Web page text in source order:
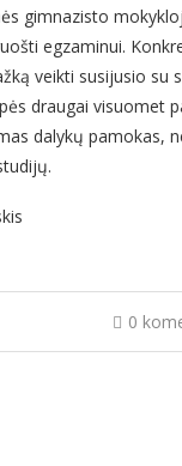
gimnazisto
egzaminui.
veikti susijusio
draugai visuomet
dalykų pamokas,
0